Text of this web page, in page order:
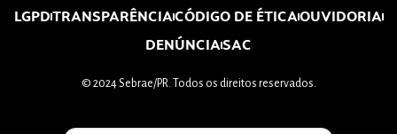
LGPDTRANSPARÊNCIACÓDIGO DE ÉTICAOUVIDORIA
DENÚNCIASAC
© 2024 Sebrae/PR. Todos os direitos reservados.